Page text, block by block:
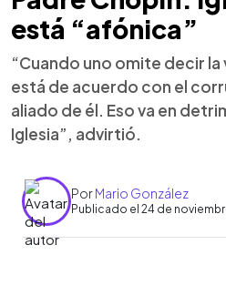
está “afónica”
“Cuando uno omite decir
está de acuerdo con el
aliado de él. Eso va en
Iglesia”, advirtió.
PorMario González
Publicado el 24 de